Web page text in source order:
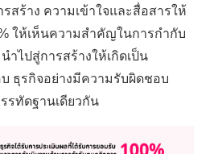
สร้าง ความเข้าใจและสื่อสารให้
ให้เห็นความสำคัญในการกำกับ
ำไปสู่การสร้างให้เกิดเป็น
ธุรกิจอย่างมีความรับผิดชอบ
รทัดฐานเดียวกัน